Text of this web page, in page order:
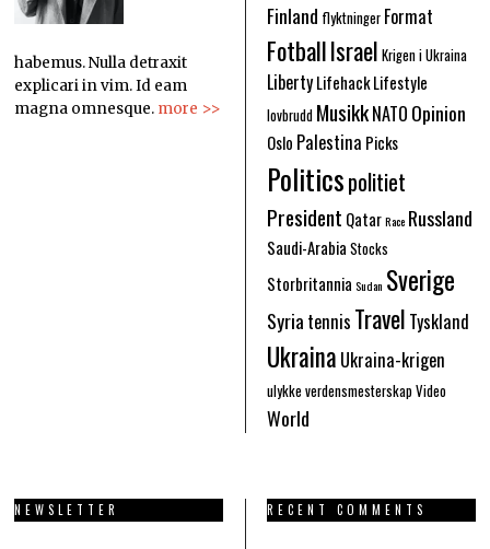
habemus. Nulla detraxit
explicari in vim. Id eam
magna omnesque. more >>
Finland flyktninger Format
FotballIsrael Krigen i Ukraina
LibertyLifehackLifestyle
lovbrudd MusikkNATO Opinion
Oslo Palestina Picks
Politicspolitiet
President QatarRace Russland
Saudi-Arabia Stocks
Storbritannia Sudan Sverige
Syria tennis Travel Tyskland
Ukraina Ukraina-krigen
ulykke verdensmesterskapVideo
World
NEWSLETTER RECENT COMMENTS